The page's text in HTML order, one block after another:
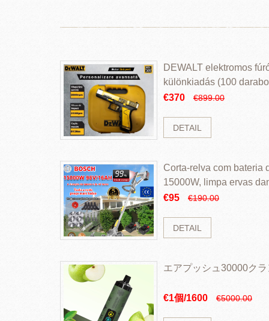
DEWALT elektromos
különkiadás (100
€370
€899.00
DETAIL
Corta-relva com bateria
15000W, limpa ervas
rapidamente
€95 €190.00
DETAIL
エアプッシュ30000ク
€1個/1600 €5000.00